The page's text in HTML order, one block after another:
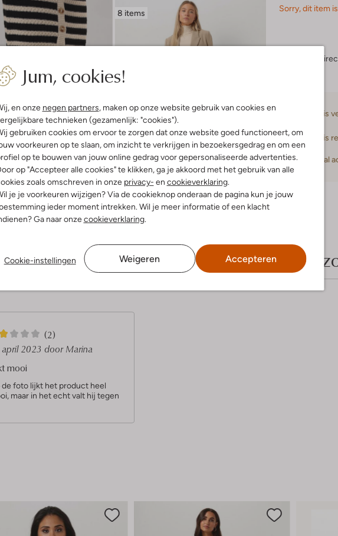
Jum, cookies!
en onze negen partners, maken op onze website gebruik van cookies en
technieken (gezamenlijk: "cookies").
gebruiken cookies om ervoor te zorgen dat onze website goed functioneert, om
voorkeuren op te slaan, om inzicht te verkrijgen in bezoekersgedrag en om een
op te bouwen van jouw online gedrag voor gepersonaliseerde advertenties.
op "Accepteer alle cookies" te klikken, ga je akkoord met het gebruik van alle
zoals omschreven in onze privacy- en cookieverklaring.
je je voorkeuren wijzigen? Via de cookieknop onderaan de pagina kun je jouw
ieder moment intrekken. Wil je meer informatie of een klacht
Ga naar onzecookieverklaring.
Cookie-instellingen Weigeren Accepteren
8 items
Ontdek de look
Sorry, dit item
Reserveer
Gratis
Gratis
Betaal
Product informatie
3/5
(2)
2023 door Marina
mooi
de foto lijkt het product heel
maar in het echt valt hij tegen